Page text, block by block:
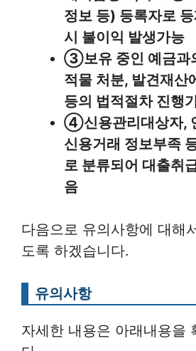
정보 등) 등록자로
시 불이익 발생가능
③보유 중인 예금과
적물 처분, 발견재산
등의 법적절차 진행
④신용관리대상자,
신용거래 정보부족
로 분류되어 대출취
음
다음으로 유의사항에 대해
도록 하겠습니다.
유의사항
자세한 내용은 아래내용을